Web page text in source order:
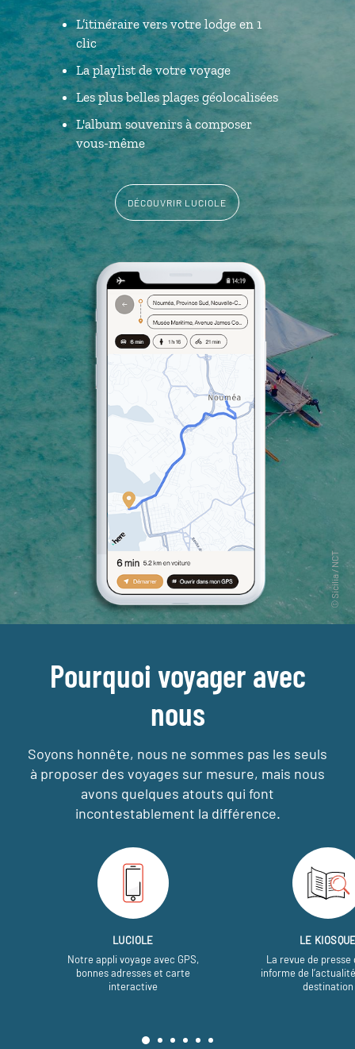
L’itinéraire vers votre lodge en 1
clic
La playlist de votre voyage
Les plus belles plages géolocalisées
L'album souvenirs à composer
vous-même
DÉCOUVRIR LUCIOLE
Pourquoi voyager avec
nous
Soyons honnête, nous ne sommes pas les seuls
à proposer des voyages sur mesure, mais nous
avons quelques atouts qui font
incontestablement la différence.
LUCIOLE
Notre appli voyage avec GPS,
bonnes adresses et carte
interactive
LE
La revue de presse
informe de
destination